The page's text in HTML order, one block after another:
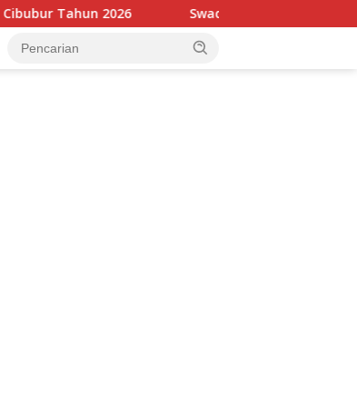
Swadaya Masyarakat Bangun Rabat Beton